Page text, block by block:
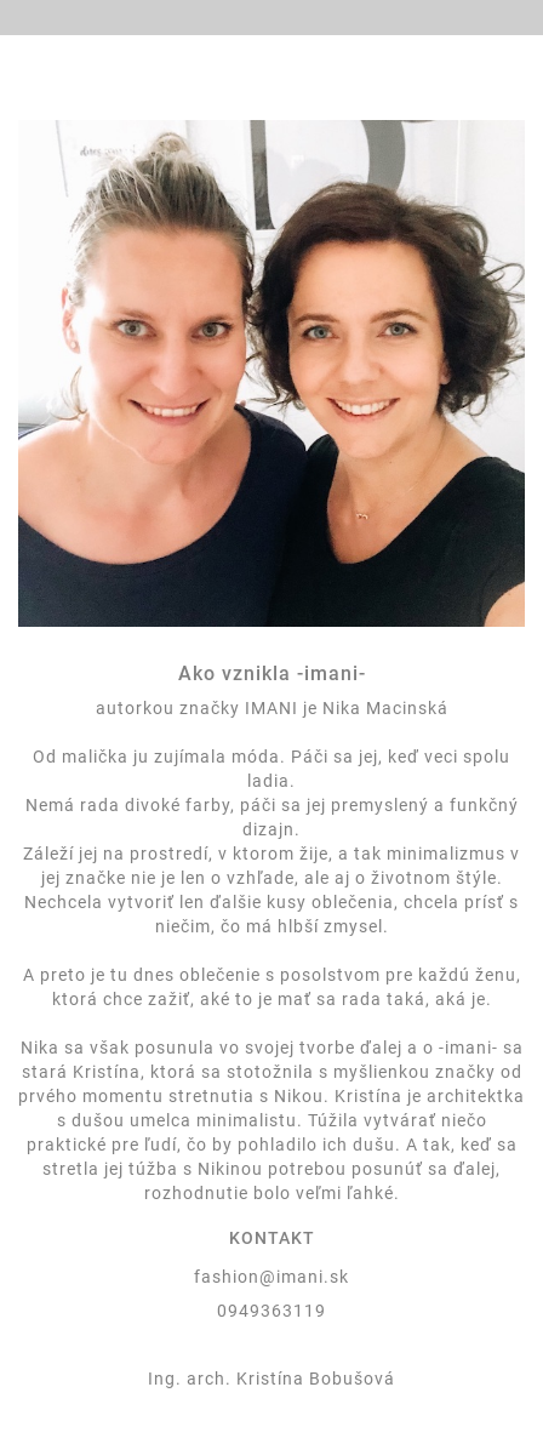
Ako vznikla -imani-
autorkou značky IMANI je Nika Macinská
Od malička ju zujímala móda. Páči sa jej, keď veci spolu
ladia.
Nemá rada divoké farby, páči sa jej premyslený a funkčný
dizajn.
Záleží jej na prostredí, v ktorom žije, a tak minimalizmus v
jej značke nie je len o vzhľade, ale aj o životnom štýle.
Nechcela vytvoriť len ďalšie kusy oblečenia, chcela prísť s
niečim, čo má hlbší zmysel.
A preto je tu dnes oblečenie s posolstvom pre každú ženu,
ktorá chce zažiť, aké to je mať sa rada taká, aká je.
Nika sa však posunula vo svojej tvorbe ďalej a o -imani- sa
stará Kristína, ktorá sa stotožnila s myšlienkou značky od
prvého momentu stretnutia s Nikou. Kristína je architektka
s dušou umelca minimalistu. Túžila vytvárať niečo
praktické pre ľudí, čo by pohladilo ich dušu. A tak, keď sa
stretla jej túžba s Nikinou potrebou posunúť sa ďalej,
rozhodnutie bolo veľmi ľahké.
KONTAKT
fashion@imani.sk
0949363119
Ing. arch. Kristína Bobušová